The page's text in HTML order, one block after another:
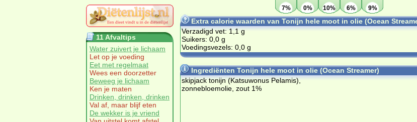
11 Afvaltips
Water zuivert je lichaam
Let op je voeding
Eet met regelmaat
Wees een doorzetter
Beweeg je lichaam
Ken je maten
Drinken, drinken, drinken
Val af, maar blijf eten
De wekker is je vriend
7%
0%
10%
6%
9%
Extra calorie waarden van Tonijn hele moot in olie (Ocean
Verzadigd vet: 1,1 g
Suikers: 0,0 g
Voedingsvezels: 0,0 g
Ingrediënten Tonijn hele moot in olie (Ocean Streamer)
skipjack tonijn (Katsuwonus Pelamis),
zonnebloemolie, zout 1%